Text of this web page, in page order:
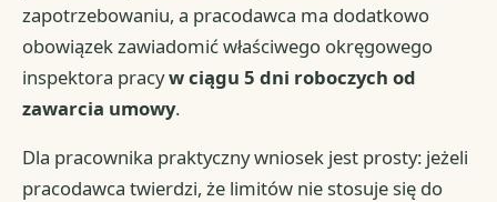
zapotrzebowaniu, a pracodawca ma dodatkowo
obowiązek zawiadomić właściwego okręgowego
inspektora pracyw ciągu 5 dni roboczych od
zawarcia umowy.
Dla pracownika praktyczny wniosek jest prosty: jeżeli
pracodawca twierdzi, że limitów nie stosuje się do